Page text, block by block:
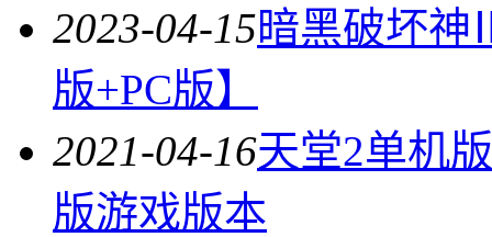
2023-04-15暗黑破坏
版+PC版】
2021-04-16天堂2单机
版游戏版本